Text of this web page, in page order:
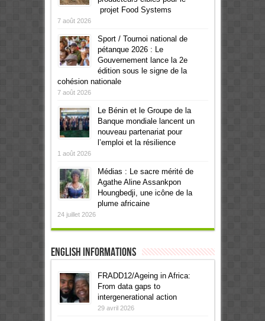
projet Food Systems
7 août 2026
Sport / Tournoi national de
pétanque 2026 : Le
Gouvernement lance la 2e
édition sous le signe de la
cohésion nationale
7 août 2026
Le Bénin et le Groupe de la
Banque mondiale lancent un
nouveau partenariat pour
l’emploi et la résilience
1 août 2026
Médias : Le sacre mérité de
Agathe Aline Assankpon
Houngbedji, une icône de la
plume africaine
24 juillet 2026
English informations
FRADD12/Ageing in Africa:
From data gaps to
intergenerational action
29 avril 2026